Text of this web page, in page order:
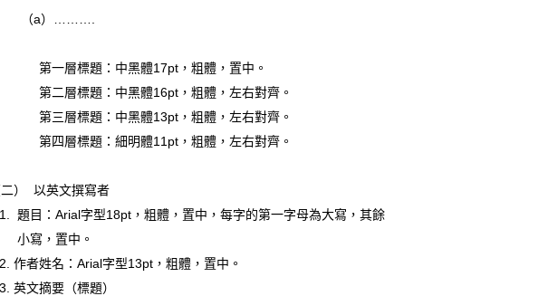
a）……….
一層標題：中黑體17pt，粗體，置中。
二層標題：中黑體16pt，粗體，左右對齊。
三層標題：中黑體13pt，粗體，左右對齊。
四層標題：細明體11pt，粗體，左右對齊。
） 以英文撰寫者
題目：Arial字型18pt，粗體，置中，每字的第一字母為大寫，其餘
寫，置中。
作者姓名：Arial字型13pt，粗體，置中。
英文摘要（標題）